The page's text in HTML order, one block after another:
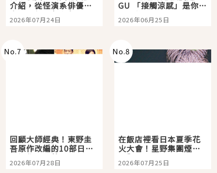
介紹，從怪演系俳優走
向國民級日劇主角
2026年07月24日
GU 「接觸涼感」是你的
夏日救星
2026年06月25日
No.7
回顧大師經典！東野圭
吾原作改編的10部日本
影視作品推薦
2026年07月28日
No.8
在飯店裡看日本夏季花
火大會！星野集團煙火
景觀飯店6選，讓你不用
人擠人悠閒欣賞
2026年07月25日